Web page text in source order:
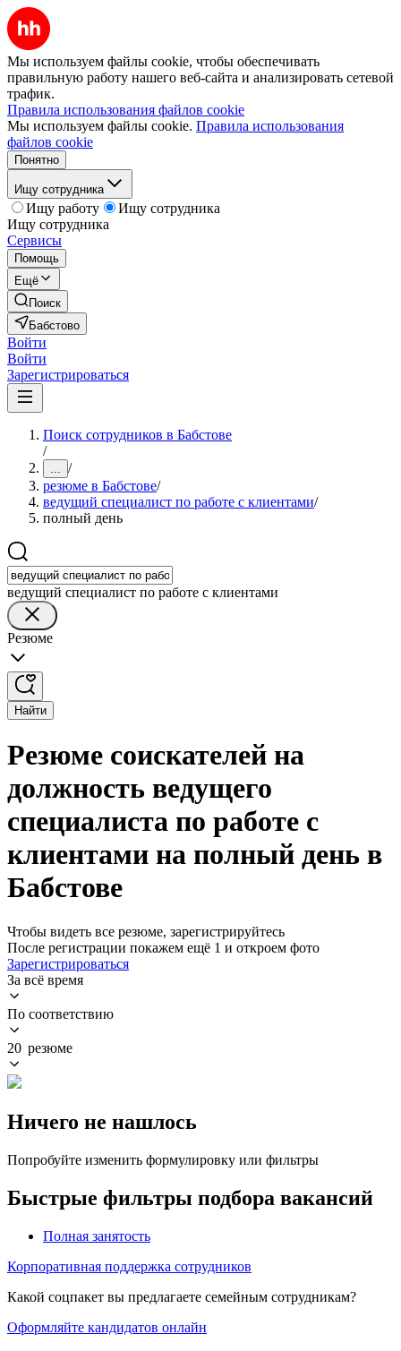
Мы используем файлы cookie, чтобы обеспечивать
правильную работу нашего веб-сайта и анализировать сетевой
трафик.
Правила использования файлов cookie
Мы используем файлы cookie. Правила использования
файлов cookie
Понятно
Ищу сотрудника
Ищу работу
Ищу сотрудника
Ищу сотрудника
Сервисы
Помощь
Ещё
Поиск
Бабстово
Войти
Войти
Зарегистрироваться
Поиск сотрудников в Бабстове
/
... /
резюме в Бабстове/
ведущий специалист по работе с клиентами/
полный день
ведущий специалист по работе с клиентами
Резюме
Найти
Резюме соискателей на
должность ведущего
специалиста по работе с
клиентами на полный день в
Бабстове
Чтобы видеть все резюме, зарегистрируйтесь
После регистрации покажем ещё 1 и откроем фото
Зарегистрироваться
За всё время
По соответствию
20 резюме
Ничего не нашлось
Попробуйте изменить формулировку или фильтры
Быстрые фильтры подбора вакансий
Полная занятость
Корпоративная поддержка сотрудников
Какой соцпакет вы предлагаете семейным сотрудникам?
Оформляйте кандидатов онлайн